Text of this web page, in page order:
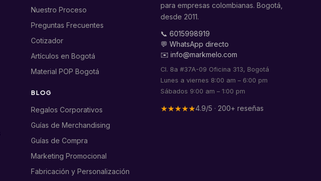
Nuestro Proceso
Preguntas Frecuentes
Cotizador
Artículos en Bogotá
Material POP Bogotá
BLOG
Regalos Corporativos
Guías de Merchandising
Guías de Compra
Marketing Promocional
Fabricación y Personalización
para empresas colombianas. Bogotá,
desde 2011.
📞 6015998919
💬 WhatsApp directo
✉️ info@markmelo.com
Cl. 8a #37A-09 Oficina 313, Bogotá
Lunes a viernes 8:00 am – 6:00 pm
Sábados 9:00 am – 1:00 pm
★★★★★4.9/5 · 200+ reseñas